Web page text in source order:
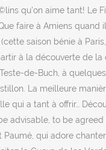
qu'on aime tant! Le
faire à Amiens
saison bénie à
à la découverte de
de-Buch, à
La meilleure
a tant à offrir…
to be
qui adore